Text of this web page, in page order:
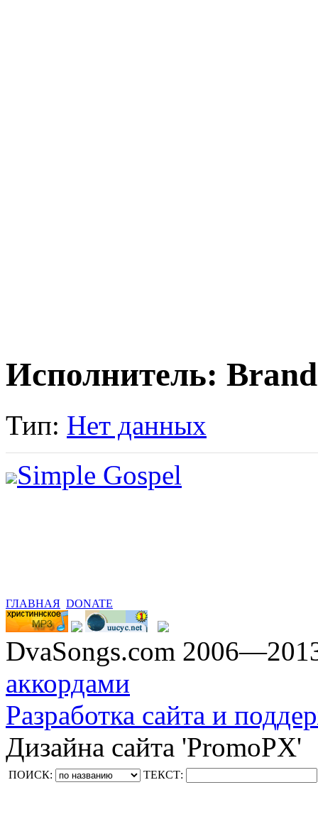
Исполнитель:
Тип: Нет данных
Simple Gospel
ГЛАВНАЯ DONATE
DvaSongs.com
аккордами
Разработка сайта и
Дизайна сайта 'PromoPX'
ПОИСК: ТЕКСТ: